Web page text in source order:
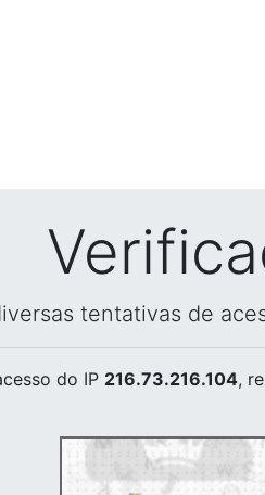
tentativas de
do IP 216.73.216.104,